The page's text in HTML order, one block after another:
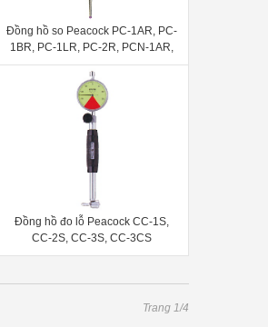
Đồng hồ so Peacock PC-1AR, PC-
1BR, PC-1LR, PC-2R, PCN-1AR,
PCN-1BR, PCN-1LR, PCN-2R,
PCN-2BR, PCN-SR, PCN-5R
Đồng hồ đo lỗ Peacock CC-1S,
CC-2S, CC-3S, CC-3CS
Trang 1/4